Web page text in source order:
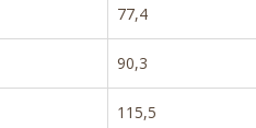
77,4
90,3
115,5